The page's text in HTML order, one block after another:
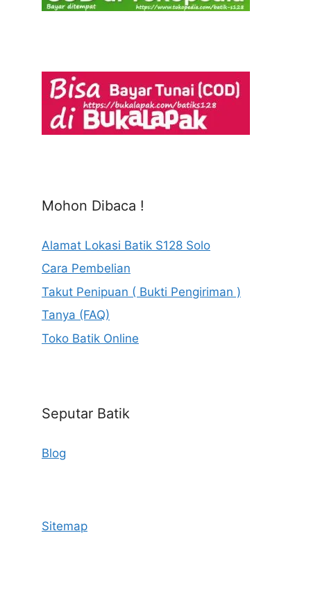
Mohon Dibaca !
Alamat Lokasi Batik S128 Solo
Cara Pembelian
Takut Penipuan ( Bukti Pengiriman )
Tanya (FAQ)
Toko Batik Online
Seputar Batik
Blog
Sitemap